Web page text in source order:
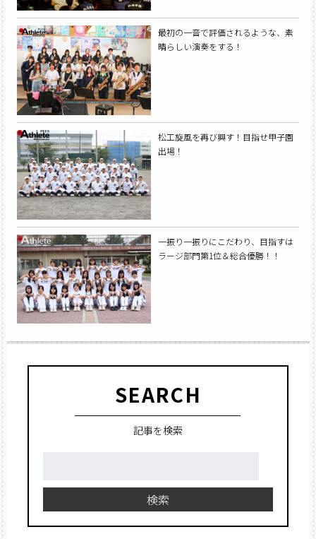
最初の一音で評価されるような、素
晴らしい演奏をする！
松工旋風を再び興す！目指せ甲子園
出場！
一振り一振りにこだわり、目指すは
ラージ部門第1位＆総合優勝！！
SEARCH
記事を検索
検索